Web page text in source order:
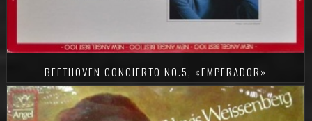
BEETHOVEN CONCIERTO NO.5, «EMPERADOR»